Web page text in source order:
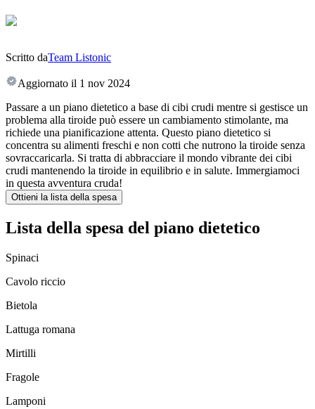
Scritto daTeam Listonic
Aggiornato il 1 nov 2024
Passare a un piano dietetico a base di cibi crudi mentre si gestisce un
problema alla tiroide può essere un cambiamento stimolante, ma
richiede una pianificazione attenta. Questo piano dietetico si
concentra su alimenti freschi e non cotti che nutrono la tiroide senza
sovraccaricarla. Si tratta di abbracciare il mondo vibrante dei cibi
crudi mantenendo la tiroide in equilibrio e in salute. Immergiamoci
in questa avventura cruda!
Ottieni la lista della spesa
Lista della spesa del piano dietetico
Spinaci
Cavolo riccio
Bietola
Lattuga romana
Mirtilli
Fragole
Lamponi